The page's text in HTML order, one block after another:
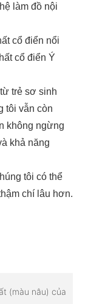
làm đồ nội
cổ điển nổi
cổ điển Ý
trẻ sơ sinh
tôi vẫn còn
không ngừng
khả năng
tôi có thể
chí lâu hơn.